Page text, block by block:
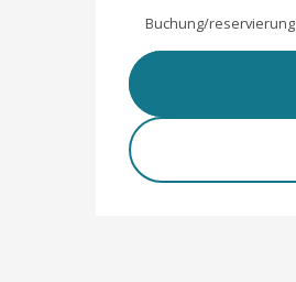
Buchung/reservierung